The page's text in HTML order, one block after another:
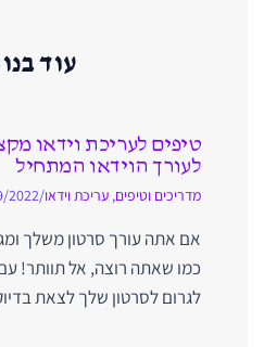
עוד
טיפים לעריכת וידאו
לעורך הוידאו המתחיל
מדריכים וטיפים, עריכת וידאו/
2022
אם אתה עורך סרטון משלך
כמו שאתה רוצה, אל תוותר!
לגרום לסרטון שלך לצאת